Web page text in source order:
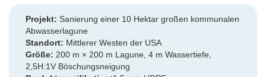
Projekt: Sanierung einer 10 Hektar großen kommunalen
Abwasserlagune
Standort: Mittlerer Westen der USA
Größe: 200 m × 200 m Lagune, 4 m Wassertiefe,
2,5H:1V Böschungsneigung